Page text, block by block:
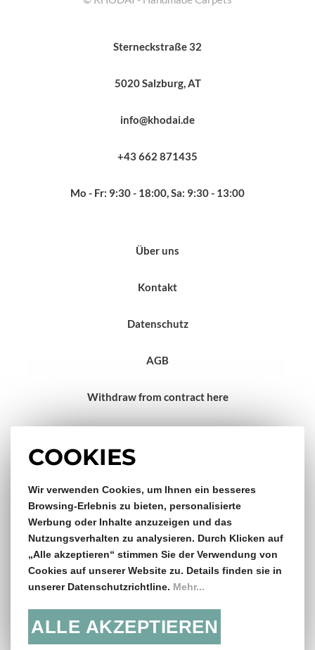
COOKIES
Wir verwenden Cookies, um Ihnen ein besseres
Browsing-Erlebnis zu bieten, personalisierte
Werbung oder Inhalte anzuzeigen und das
Nutzungsverhalten zu analysieren. Durch Klicken auf
„Alle akzeptieren“ stimmen Sie der Verwendung von
Cookies auf unserer Website zu. Details finden sie in
unserer Datenschutzrichtline. Mehr...
ALLE AKZEPTIEREN
Sterneckstraße 32
5020 Salzburg, AT
info@khodai.de
+43 662 871435
Mo - Fr: 9:30 - 18:00, Sa: 9:30 - 13:00
Über uns
Kontakt
Datenschutz
AGB
Withdraw from contract here
Gratis Versand & Rückversand
ab €150,- Bestellwert
14 Tage Rückgaberecht